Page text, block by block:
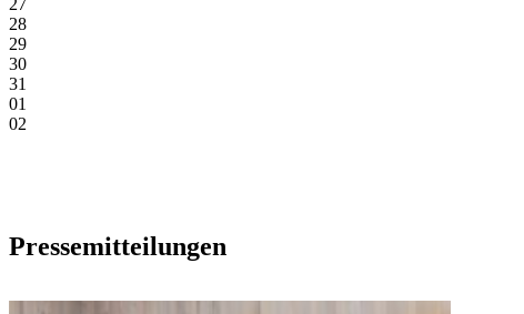
28
29
30
31
01
02
Pressemitteilungen